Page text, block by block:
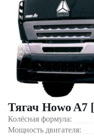
Тягач Howo A7
Колёсная формула:
Мощность двигателя: